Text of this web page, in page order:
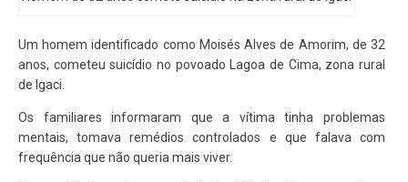
Um homem identificado como Moisés Alves de Amorim, de 32
anos, cometeu suicídio no povoado Lagoa de Cima, zona rural
de Igaci.
Os familiares informaram que a vítima tinha problemas
mentais, tomava remédios controlados e que falava com
frequência que não queria mais viver.